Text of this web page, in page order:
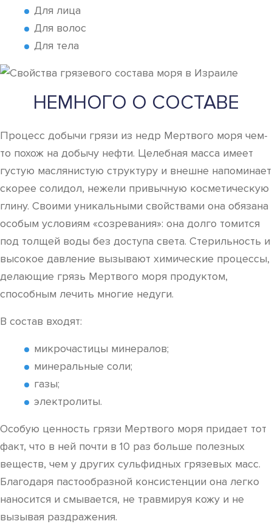
Для лица
Для волос
Для тела
НЕМНОГО О СОСТАВЕ
Процесс добычи грязи из недр Мертвого моря чем-
то похож на добычу нефти. Целебная масса имеет
густую маслянистую структуру и внешне напоминает
скорее солидол, нежели привычную косметическую
глину. Своими уникальными свойствами она обязана
особым условиям «созревания»: она долго томится
под толщей воды без доступа света. Стерильность и
высокое давление вызывают химические процессы,
делающие грязь Мертвого моря продуктом,
способным лечить многие недуги.
В состав входят:
микрочастицы минералов;
минеральные соли;
газы;
электролиты.
Особую ценность грязи Мертвого моря придает тот
факт, что в ней почти в 10 раз больше полезных
веществ, чем у других сульфидных грязевых масс.
Благодаря пастообразной консистенции она легко
наносится и смывается, не травмируя кожу и не
вызывая раздражения.